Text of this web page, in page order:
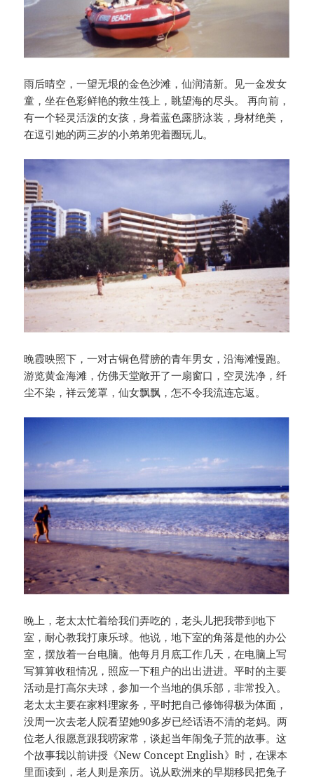
雨后晴空，一望无垠的金色沙滩，仙润清新。见一金发女
童，坐在色彩鲜艳的救生筏上，眺望海的尽头。 再向前，
有一个轻灵活泼的女孩，身着蓝色露脐泳装，身材绝美，
在逗引她的两三岁的小弟弟兜着圈玩儿。
晚霞映照下，一对古铜色臂膀的青年男女，沿海滩慢跑。
游览黄金海滩，仿佛天堂敞开了一扇窗口，空灵洗净，纤
尘不染，祥云笼罩，仙女飘飘，怎不令我流连忘返。
晚上，老太太忙着给我们弄吃的，老头儿把我带到地下
室，耐心教我打康乐球。他说，地下室的角落是他的办公
室，摆放着一台电脑。他每月月底工作几天，在电脑上写
写算算收租情况，照应一下租户的出出进进。平时的主要
活动是打高尔夫球，参加一个当地的俱乐部，非常投入。
老太太主要在家料理家务，平时把自己修饰得极为体面，
没周一次去老人院看望她90多岁已经话语不清的老妈。两
位老人很愿意跟我唠家常，谈起当年闹兔子荒的故事。这
个故事我以前讲授《New Concept English》时，在课本
里面读到，老人则是亲历。说从欧洲来的早期移民把兔子